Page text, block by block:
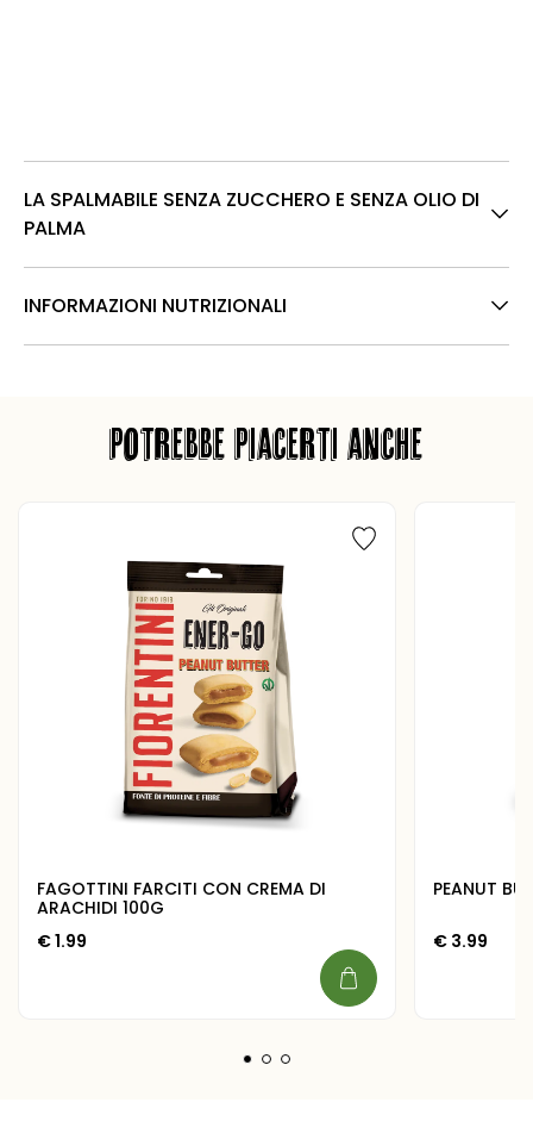
LA SPALMABILE SENZA ZUCCHERO E SENZA OLIO DI
PALMA
INFORMAZIONI NUTRIZIONALI
POTREBBE PIACERTI ANCHE
FAGOTTINI FARCITI CON CREMA DI
ARACHIDI 100G
€1.99
PEANUT
€ 3.99